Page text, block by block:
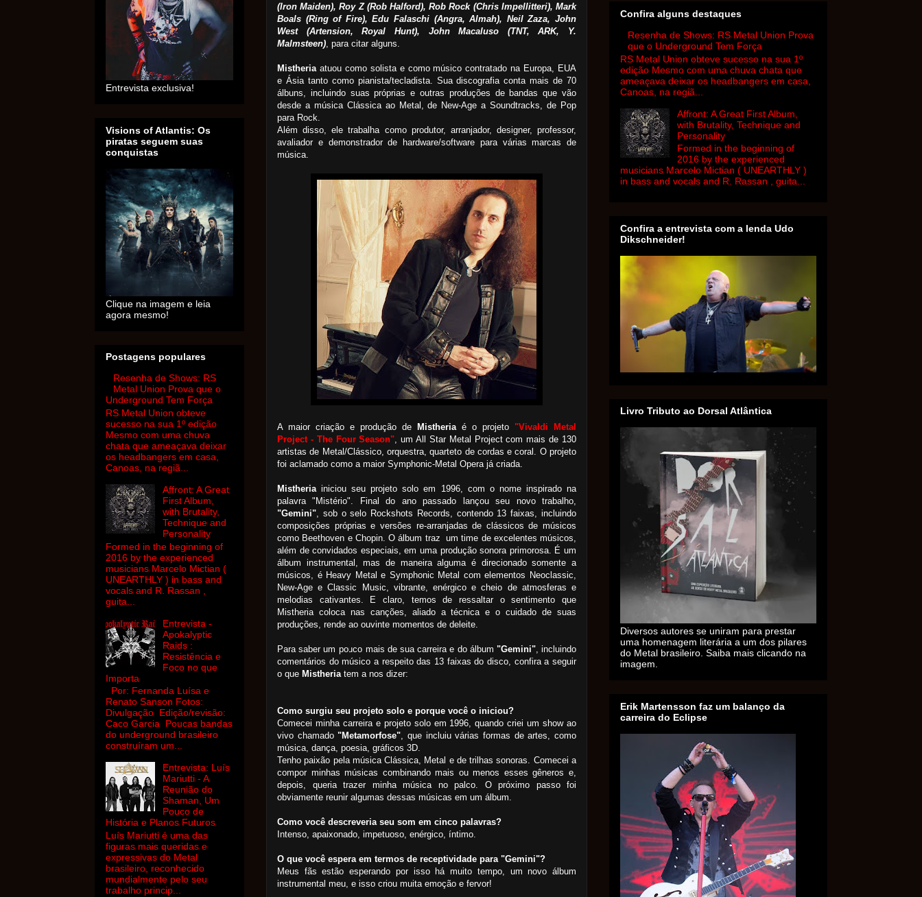
(Iron Maiden), Roy Z (Rob Halford), Rob Rock (Chris Impellitteri), Mark
Boals (Ring of Fire), Edu Falaschi (Angra, Almah), Neil Zaza, John
West (Artension, Royal Hunt), John Macaluso (TNT, ARK, Y.
Malmsteen) , para citar alguns.
Mistheria atuou como solista e como músico contratado na Europa, EUA
e Ásia tanto como pianista/tecladista. Sua discografia conta mais de 70
álbuns, incluindo suas próprias e outras produções de bandas que vão
desde a música Clássica ao Metal, de New-Age a Soundtracks, de Pop
para Rock.
Além disso, ele trabalha como produtor, arranjador, designer, professor,
avaliador e demonstrador de hardware/software para várias marcas de
música.
A maior criação e produção de Mistheria é o projeto "Vivaldi Metal
Project - The Four Season" , um All Star Metal Project com mais de 130
artistas de Metal/Clássico, orquestra, quarteto de cordas e coral. O projeto
foi aclamado como a maior Symphonic-Metal Opera já criada.
Mistheria iniciou seu projeto solo em 1996, com o nome inspirado na
palavra "Mistério". Final do ano passado lançou seu novo trabalho,
"Gemini" , sob o selo Rockshots Records, contendo 13 faixas, incluindo
composições próprias e versões re-arranjadas de clássicos de músicos
como Beethoven e Chopin. O álbum traz um time de excelentes músicos,
além de convidados especiais, em uma produção sonora primorosa. É um
álbum instrumental, mas de maneira alguma é direcionado somente a
músicos, é Heavy Metal e Symphonic Metal com elementos Neoclassic,
New-Age e Classic Music, vibrante, enérgico e cheio de atmosferas e
melodias cativantes. E claro, temos de ressaltar o sentimento que
Mistheria coloca nas canções, aliado a técnica e o cuidado de suas
produções, rende ao ouvinte momentos de deleite.
Para saber um pouco mais de sua carreira e do álbum "Gemini", incluindo
comentários do músico a respeito das 13 faixas do disco, confira a seguir
o que Mistheria tem a nos dizer:
Como surgiu seu projeto solo e porque você o iniciou?
Comecei minha carreira e projeto solo em 1996, quando criei um show ao
vivo chamado"Metamorfose" , que incluiu várias formas de artes, como
música, dança, poesia, gráficos 3D.
Tenho paixão pela música Clássica, Metal e de trilhas sonoras. Comecei a
compor minhas músicas combinando mais ou menos esses gêneros e,
depois, queria trazer minha música no palco. O próximo passo foi
obviamente reunir algumas dessas músicas em um álbum.
Como você descreveria seu som em cinco palavras?
Intenso, apaixonado, impetuoso, enérgico, íntimo.
O que você espera em termos de receptividade para "Gemini"?
Meus fãs estão esperando por isso há muito tempo, um novo álbum
instrumental meu, e isso criou muita emoção e fervor!
Entrevista exclusiva!
Visions of Atlantis: Os
piratas seguem suas
conquistas
Clique na imagem e leia
agora mesmo!
Postagens populares
Resenha de Shows: RS
Metal Union Prova que o
Underground Tem Força
RS Metal Union obteve
sucesso na sua 1º edição
Mesmo com uma chuva
chata que ameaçava deixar
os headbangers em casa,
Canoas, na regiã...
Affront: A Great
First Album,
with Brutality,
Technique and
Personality
Formed in the beginning of
2016 by the experienced
musicians Marcelo Mictian (
UNEARTHLY ) in bass and
vocals and R. Rassan ,
guita...
Entrevista -
Apokalyptic
Raids :
Resistência e
Foco no que
Importa
Por: Fernanda Luísa e
Renato Sanson Fotos:
Divulgação Edição/revisão:
Caco Garcia Poucas bandas
do underground brasileiro
construíram um...
Entrevista: Luís
Mariutti - A
Reunião do
Shaman, Um
Pouco de
História e Planos Futuros
Luís Mariutti é uma das
figuras mais queridas e
expressivas do Metal
brasileiro, reconhecido
mundialmente pelo seu
trabalho princip...
Confira alguns destaques
Resenha de Shows: RS Metal Union Prova
que o Underground Tem Força
RS Metal Union obteve sucesso na sua 1º
edição Mesmo com uma chuva chata que
ameaçava deixar os headbangers em casa,
Canoas, na regiã...
Affront: A Great First Album,
with Brutality, Technique and
Personality
Formed in the beginning of
2016 by the experienced
musicians Marcelo Mictian ( UNEARTHLY )
in bass and vocals and R. Rassan , guita...
Confira a entrevista com a lenda Udo
Dikschneider!
Livro Tributo ao Dorsal Atlântica
Diversos autores se uniram para prestar
uma homenagem literária a um dos pilares
do Metal brasileiro. Saiba mais clicando na
imagem.
Erik Martensson faz um balanço da
carreira do Eclipse